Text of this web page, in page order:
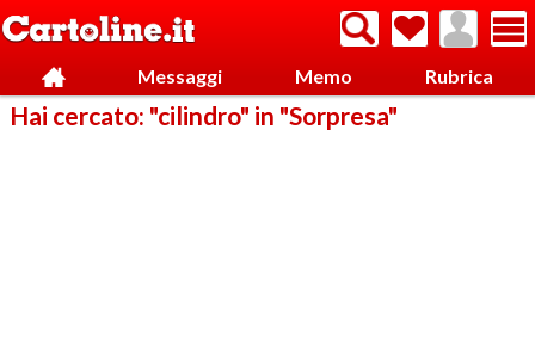
Messaggi Memo Rubrica
Hai cercato: "cilindro" in "Sorpresa"